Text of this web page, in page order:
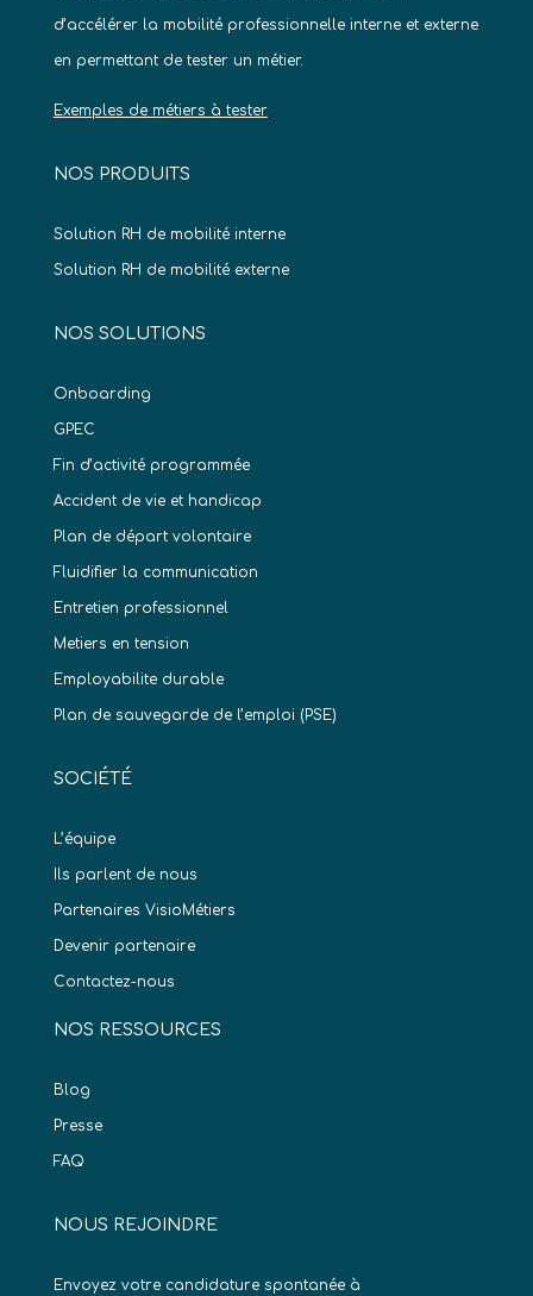
d’accélérer la mobilité professionnelle interne et externe
en permettant de tester un métier.
Exemples de métiers à tester
NOS PRODUITS
Solution RH de mobilité interne
Solution RH de mobilité externe
NOS SOLUTIONS
Onboarding
GPEC
Fin d’activité programmée
Accident de vie et handicap
Plan de départ volontaire
Fluidifier la communication
Entretien professionnel
Metiers en tension
Employabilite durable
Plan de sauvegarde de l’emploi (PSE)
SOCIÉTÉ
L’équipe
Ils parlent de nous
Partenaires VisioMétiers
Devenir partenaire
Contactez-nous
NOS RESSOURCES
Blog
Presse
FAQ
NOUS REJOINDRE
Envoyez votre candidature spontanée à